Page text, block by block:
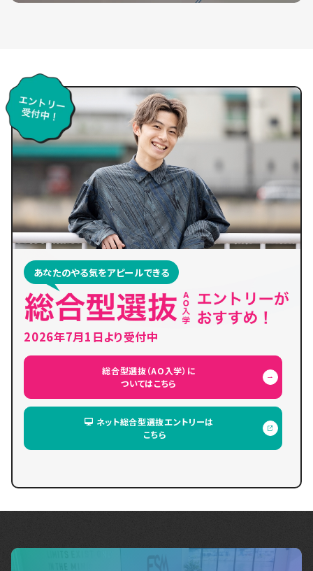
あなたのやる気をアピールできる
2026年7月1日より受付中
総合型選抜（AO入学）に
ついてはこちら
ネット総合型選抜エントリーは
こちら